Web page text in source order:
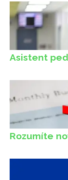
Asistent
Rozumíte